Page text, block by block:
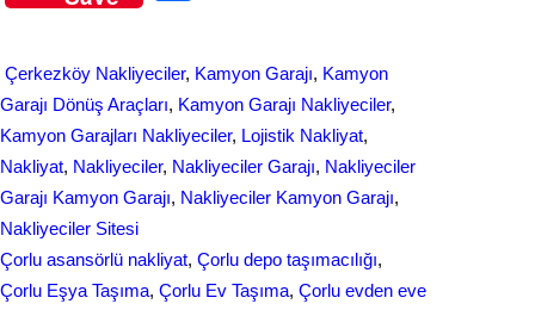
c
o
o
k
n
d
I
n
r
e
Çerkezköy Nakliyeciler, Kamyon Garajı, Kamyon
Garajı Dönüş Araçları, Kamyon Garajı Nakliyeciler
Kamyon Garajları Nakliyeciler, Lojistik Nakliyat
Nakliyat, Nakliyeciler, Nakliyeciler Garajı, Nakliyeciler
Garajı Kamyon Garajı, Nakliyeciler Kamyon Garajı
Nakliyeciler Sitesi
Çorlu asansörlü nakliyat, Çorlu depo taşımacılığı
Çorlu Eşya Taşıma, Çorlu Ev Taşıma, Çorlu evden eve